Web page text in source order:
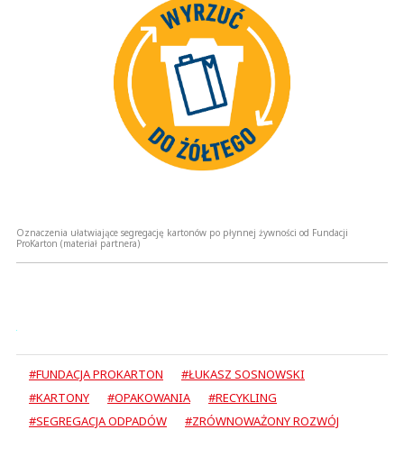
Oznaczenia ułatwiające segregację kartonów po płynnej żywności od Fundacji
ProKarton (materiał partnera)
#FUNDACJA PROKARTON
#ŁUKASZ SOSNOWSKI
#KARTONY
#OPAKOWANIA
#RECYKLING
#SEGREGACJA ODPADÓW
#ZRÓWNOWAŻONY ROZWÓJ